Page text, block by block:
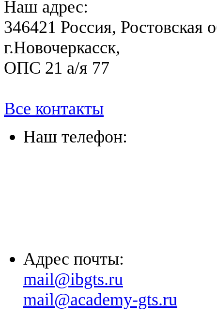
Наш адрес:
346421 Россия, Ростовская
г.Новочеркасск,
ОПС 21 а/я 77
Все контакты
Наш телефон:
Адрес почты:
mail@ibgts.ru
mail@academy-gts.ru